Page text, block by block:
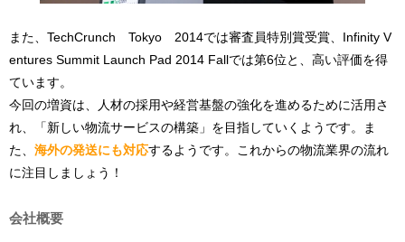
また、TechCrunch Tokyo 2014では審査員特別賞受賞、Infinity V
entures Summit Launch Pad 2014 Fallでは第6位と、高い評価を得
ています。
今回の増資は、人材の採用や経営基盤の強化を進めるために活用さ
れ、「新しい物流サービスの構築」を目指していくようです。ま
た、 海外の発送にも対応するようです。これからの物流業界の流れ
に注目しましょう！
会社概要